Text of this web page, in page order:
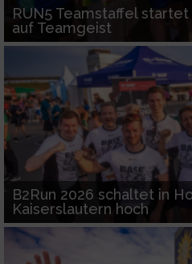
RUN5 Teamstaffel
auf Teamgeist
B2Run 2026 schaltet in
Kaiserslautern hoch